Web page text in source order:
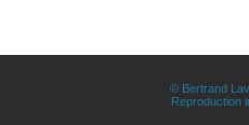
© Bertrand
Reproduction